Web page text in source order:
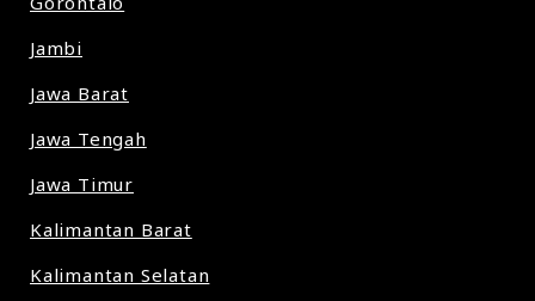
Jambi
Jawa Barat
Jawa Tengah
Jawa Timur
Kalimantan Barat
Kalimantan Selatan